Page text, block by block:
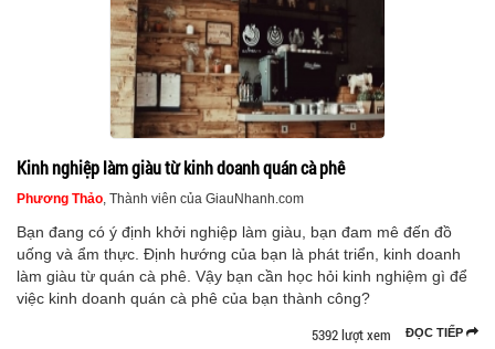
Kinh nghiệp làm giàu từ kinh doanh quán cà phê
Phương Thảo, Thành viên của GiauNhanh.com
Bạn đang có ý định khởi nghiệp làm giàu, bạn đam mê đến đồ
uống và ẩm thực. Định hướng của bạn là phát triển, kinh doanh
làm giàu từ quán cà phê. Vậy bạn cần học hỏi kinh nghiệm gì để
việc kinh doanh quán cà phê của bạn thành công?
ĐỌC TIẾP
5392 lượt xem